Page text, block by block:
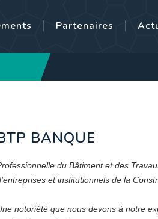
Partenaires
BANQUE
du Bâtiment et des
et institutionnels de la
notoriété que nous devons à notre